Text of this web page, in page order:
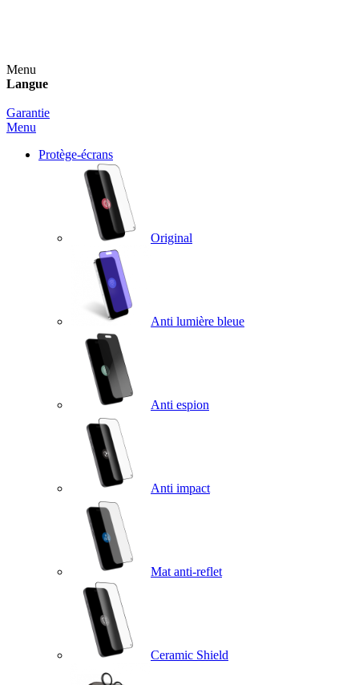
Menu
Langue
Garantie
Menu
Protège-écrans
Original
Anti lumière bleue
Anti espion
Anti impact
Mat anti-reflet
Ceramic Shield